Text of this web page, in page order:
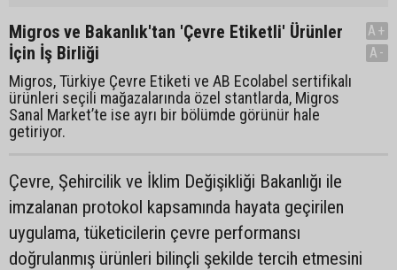
Migros ve Bakanlık'tan 'Çevre Etiketli' Ürünler
İçin İş Birliği
Migros, Türkiye Çevre Etiketi ve AB Ecolabel sertifikalı
ürünleri seçili mağazalarında özel stantlarda, Migros
Sanal Market’te ise ayrı bir bölümde görünür hale
getiriyor.
A+
A-
Çevre, Şehircilik ve İklim Değişikliği Bakanlığı ile
imzalanan protokol kapsamında hayata geçirilen
uygulama, tüketicilerin çevre performansı
doğrulanmış ürünleri bilinçli şekilde tercih etmesini